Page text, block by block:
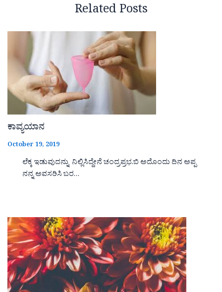
Related Posts
ಕಾವ್ಯಯಾನ
October 19, 2019
ಲೆಕ್ಕ ಇಡುವುದನ್ನು ನಿಲ್ಲಿಸಿದ್ದೇನೆ ಚಂದ್ರಪ್ರಭ.ಬಿ ಅದೊಂದು ದಿನ ಅಪ್ಪ
ನನ್ನ ಅವಸರಿಸಿ ಬರ…